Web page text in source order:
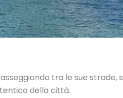
tra le sue strade,
della città.